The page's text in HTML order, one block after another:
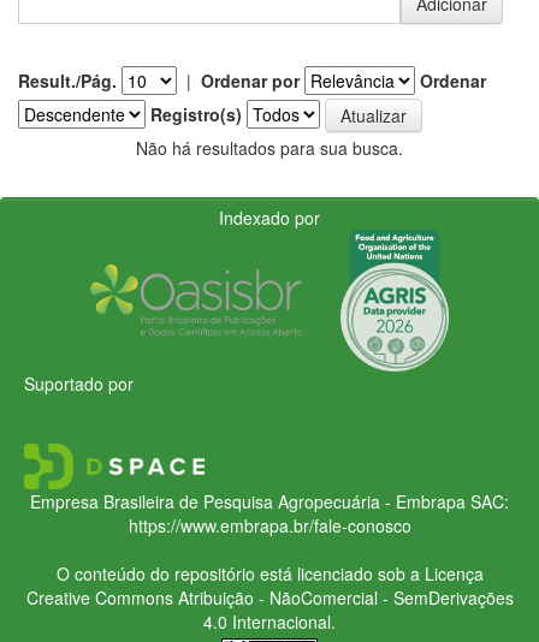
Result./Pág. | Ordenar por
Ordenar
Registro(s)
Não há resultados para sua busca.
Indexado por
Suportado por
Empresa Brasileira de Pesquisa Agropecuária - Embrapa SAC:
https://www.embrapa.br/fale-conosco
O conteúdo do repositório está licenciado sob a Licença
Creative CommonsAtribuição - NãoComercial - SemDerivações
4.0 Internacional.